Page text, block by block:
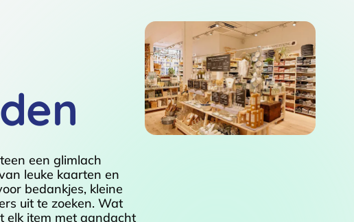
een glimlach
leuke kaarten en
bedankjes, kleine
uit te zoeken. Wat
elk item met aandacht